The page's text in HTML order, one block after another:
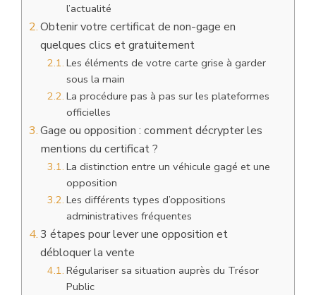
l’actualité
Obtenir votre certificat de non-gage en
quelques clics et gratuitement ️
Les éléments de votre carte grise à garder
sous la main
La procédure pas à pas sur les plateformes
officielles
Gage ou opposition : comment décrypter les
mentions du certificat ?
La distinction entre un véhicule gagé et une
opposition
Les différents types d’oppositions
administratives fréquentes
3 étapes pour lever une opposition et
débloquer la vente
Régulariser sa situation auprès du Trésor
Public